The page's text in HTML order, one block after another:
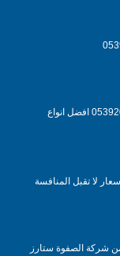
شركة مكافحة حشرات بالرياض 0539205789 افضل انواع
لا تقبل المنافسة
شركة الصفوة ستارز